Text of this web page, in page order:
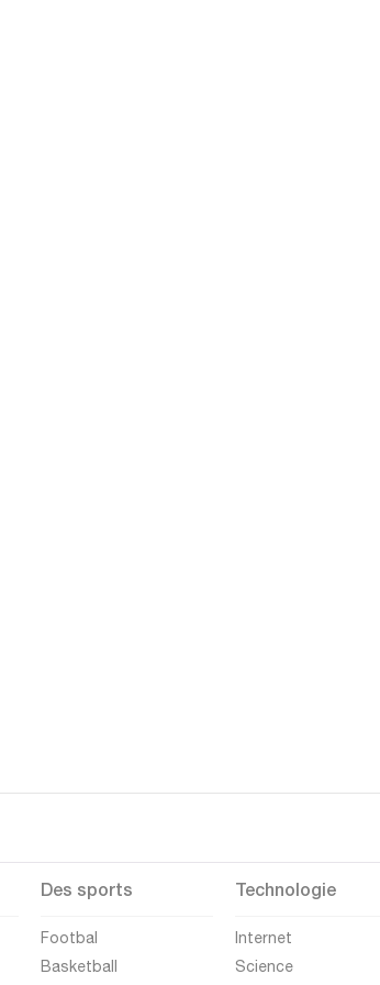
Des sports
Footbal
Basketball
Technologie
Internet
Science